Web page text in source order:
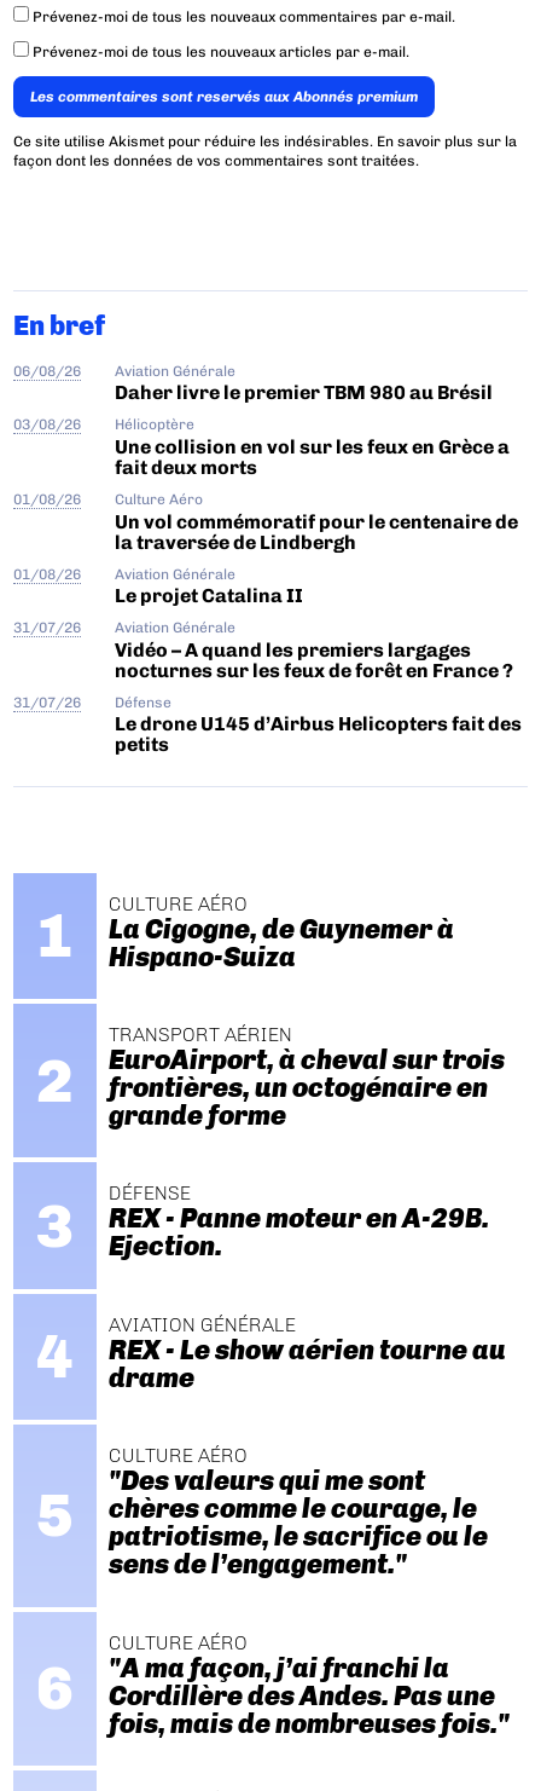
Prévenez-moi de tous les nouveaux commentaires par e-mail.
Prévenez-moi de tous les nouveaux articles par e-mail.
Les commentaires sont reservés aux Abonnés premium
Ce site utilise Akismet pour réduire les indésirables. En savoir plus sur la
façon dont les données de vos commentaires sont traitées.
En bref
06/08/26 Aviation Générale
Daher livre le premier TBM 980 au Brésil
03/08/26 Hélicoptère
Une collision en vol sur les feux en Grèce a
fait deux morts
01/08/26 Culture Aéro
Un vol commémoratif pour le centenaire de
la traversée de Lindbergh
01/08/26 Aviation Générale
Le projet Catalina II
31/07/26 Aviation Générale
Vidéo – A quand les premiers largages
nocturnes sur les feux de forêt en France ?
31/07/26 Défense
Le drone U145 d’Airbus Helicopters fait des
petits
CULTURE AÉRO
La Cigogne, de Guynemer à
Hispano-Suiza
TRANSPORT AÉRIEN
EuroAirport, à cheval sur trois
frontières, un octogénaire en
grande forme
DÉFENSE
REX - Panne moteur en A-29B.
Ejection.
AVIATION GÉNÉRALE
REX - Le show aérien tourne au
drame
CULTURE AÉRO
"Des valeurs qui me sont
chères comme le courage, le
patriotisme, le sacrifice ou le
sens de l’engagement."
CULTURE AÉRO
"A ma façon, j’ai franchi la
Cordillère des Andes. Pas une
fois, mais de nombreuses fois."